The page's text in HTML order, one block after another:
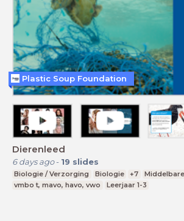
Dierenleed
6 days ago- 19 slides
Biologie / Verzorging Biologie +7
vmbo t, mavo, havo, vwo
Leerjaar 1-3
Plastic Soup Foundation